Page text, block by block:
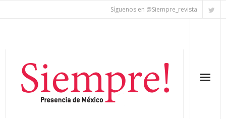
Síguenos en @Siempre_revista